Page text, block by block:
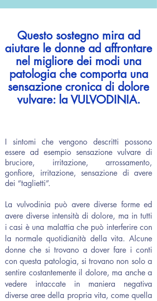
Questo sostegno mira ad
aiutare le donne ad affrontare
nel migliore dei modi una
patologia che comporta una
sensazione cronica di dolore
vulvare: la VULVODINIA.
I sintomi che vengono descritti possono
essere ad esempio sensazione vulvare di
bruciore, irritazione, arrossamento,
gonfiore, irritazione, sensazione di avere
dei “taglietti”.
La vulvodinia può avere diverse forme ed
avere diverse intensità di dolore, ma in tutti
i casi è una malattia che può interferire con
la normale quotidianità della vita. Alcune
donne che si trovano a dover fare i conti
con questa patologia, si trovano non solo a
sentire costantemente il dolore, ma anche a
vedere intaccate in maniera negativa
diverse aree della propria vita, come quella